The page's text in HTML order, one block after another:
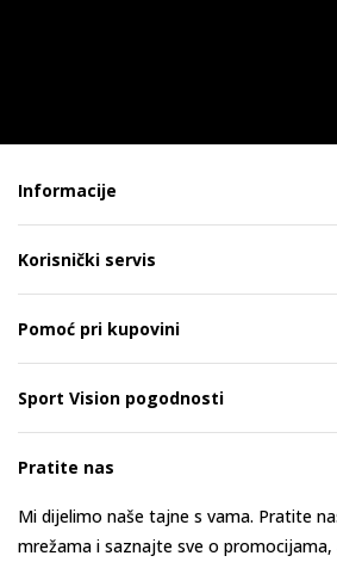
Informacije
Korisnički servis
Pomoć pri kupovini
Sport Vision pogodnosti
Pratite nas
Mi dijelimo naše tajne s vama. Pratite
mrežama i saznajte sve o